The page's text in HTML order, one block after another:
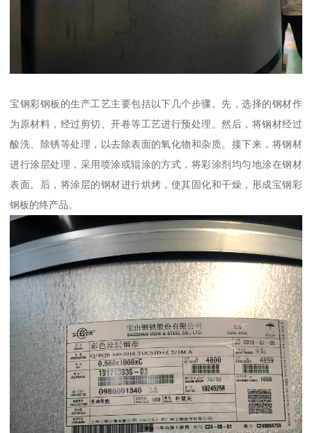
宝钢彩钢板的生产工艺主要包括以下几个步骤。先，选择的钢材作
为原材料，经过剪切、开卷等工艺进行预处理。然后，将钢材经过
酸洗、除锈等处理，以去除表面的氧化物和杂质。接下来，将钢材
进行涂层处理，采用喷涂或辊涂的方式，将彩涂剂均匀地涂在钢材
表面。后，将涂层的钢材进行烘烤，使其固化和干燥，形成宝钢彩
钢板的终产品。